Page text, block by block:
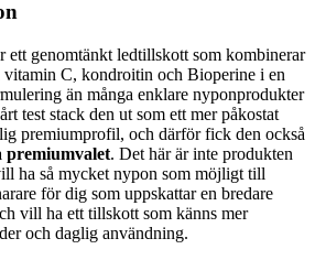
genomtänkt ledtillskott som kombinerar
vitamin C, kondroitin och Bioperine i en
än många enklare nyponprodukter
test stack den ut som ett mer påkostat
premiumprofil, och därför fick den också
premiumvalet. Det här är inte produkten
ha så mycket nypon som möjligt till
för dig som uppskattar en bredare
vill ha ett tillskott som känns mer
och daglig användning.